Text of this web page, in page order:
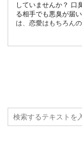
していませんか？ 口
る相手でも悪臭が届
は、恋愛はもちろんの